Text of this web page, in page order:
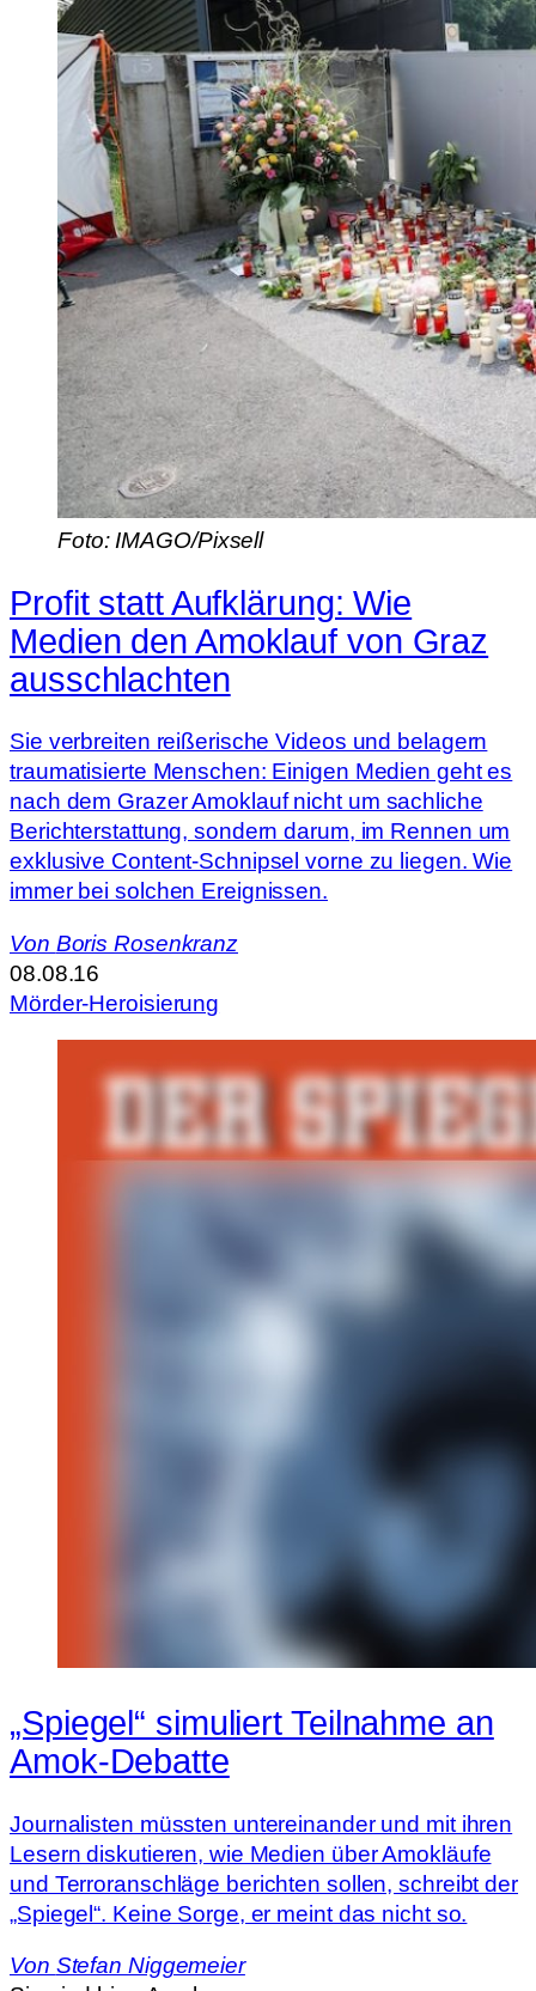
Foto: IMAGO/Pixsell
Profit statt Aufklärung: Wie
Medien den Amoklauf von Graz
ausschlachten
Sie verbreiten reißerische Videos und belagern
traumatisierte Menschen: Einigen Medien geht es
nach dem Grazer Amoklauf nicht um sachliche
Berichterstattung, sondern darum, im Rennen um
exklusive Content-Schnipsel vorne zu liegen. Wie
immer bei solchen Ereignissen.
Von Boris Rosenkranz
08.08.16
Mörder-Heroisierung
„Spiegel“ simuliert Teilnahme an
Amok-Debatte
Journalisten müssten untereinander und mit ihren
Lesern diskutieren, wie Medien über Amokläufe
und Terroranschläge berichten sollen, schreibt der
„Spiegel“. Keine Sorge, er meint das nicht so.
Von Stefan Niggemeier